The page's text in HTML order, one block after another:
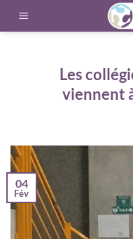
Les
viennent
04
Fév